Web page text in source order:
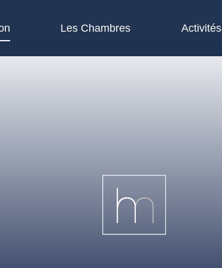
Les Chambres Activités